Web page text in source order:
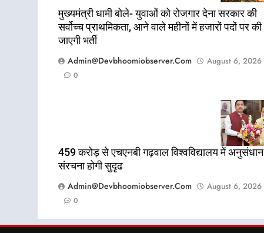
मुख्यमंत्री धामी बोले- युवाओं को रोजगार देना सरकार की
सर्वोच्च प्राथमिकता, आने वाले महीनों में हजारों पदों पर की
जाएगी भर्ती
Admin@devbhoomiobserver.com
August 6, 2026
0
459 करोड़ से एचएनबी गढ़वाल विश्वविद्यालय में अनुसंधान
संरचना होगी सुदृढ
Admin@devbhoomiobserver.com
August 6, 2026
0